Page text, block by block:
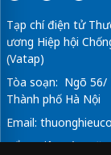
Tạp chí điện tử
ương Hiệp hội
(Vatap)
Tòa soạn: Ngõ 56/
Thành phố Hà Nội
Email:
Tổng Biên Tập: Vũ